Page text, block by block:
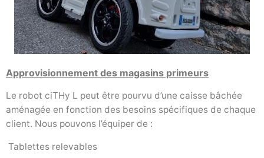
Approvisionnement des magasins primeurs
Le robot ciTHy L peut être pourvu d’une caisse bâchée
aménagée en fonction des besoins spécifiques de chaque
client. Nous pouvons l’équiper de :
Tablettes relevables